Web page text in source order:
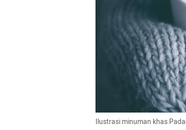
Ilustrasi minuman khas